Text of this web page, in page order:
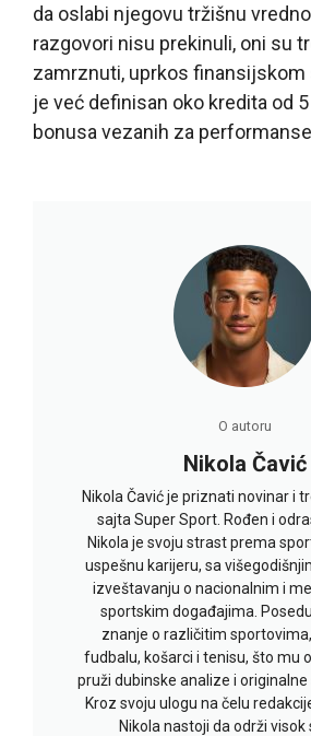
da oslabi njegovu tržišnu
razgovori nisu prekinuli, oni su
zamrznuti, uprkos
je već definisan oko kredita od
bonusa vezanih za
O autoru
Nikola Čavić
Nikola Čavić je priznati novinar i
sajta Super Sport. Rođen i
Nikola je svoju strast prema
uspešnu karijeru, sa
izveštavanju o nacionalnim i
sportskim događajima.
znanje o različitim
fudbalu, košarci i tenisu, što mu
pruži dubinske analize i originalne
Kroz svoju ulogu na čelu
Nikola nastoji da održi visok